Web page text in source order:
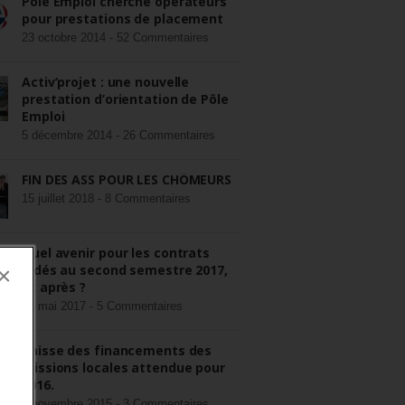
pour prestations de placement
23 octobre 2014 - 52 Commentaires
Activ’projet : une nouvelle
prestation d’orientation de Pôle
Emploi
5 décembre 2014 - 26 Commentaires
FIN DES ASS POUR LES CHÔMEURS
15 juillet 2018 - 8 Commentaires
Quel avenir pour les contrats
aidés au second semestre 2017,
et après ?
22 mai 2017 - 5 Commentaires
Baisse des financements des
missions locales attendue pour
2016.